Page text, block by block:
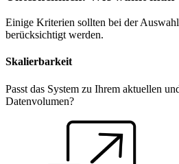
Einige Kriterien sollten bei der
berücksichtigt werden.
Skalierbarkeit
Passt das System zu Ihrem aktuellen
Datenvolumen?